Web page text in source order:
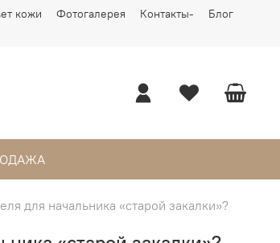
кожи Фотогалерея Контакты- Блог
для начальника «старой закалки»?